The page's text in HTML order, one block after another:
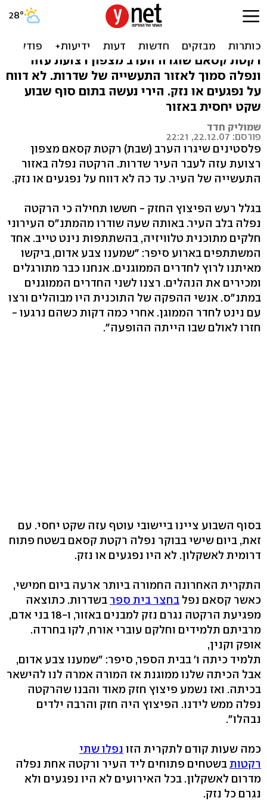
קסאם נפל ליד שדרות; אין
נפגעים ונזק
רקטת קסאם שוגרה הערב מצפון רצועת עזה
ונפלה סמוך לאזור התעשייה של שדרות. לא דווח
על נפגעים או נזק. הירי נעשה בתום סוף שבוע
שקט יחסית באזור
שמוליק חדד
פורסם: 22.12.07, 22:21
פלסטינים שיגרו הערב (שבת) רקטת קסאם מצפון
רצועת עזה לעבר העיר שדרות. הרקטה נפלה באזור
התעשייה של העיר. עד כה לא דווח על נפגעים או נזק.
בגלל רעש הפיצוץ החזק - חששו תחילה כי הרקטה
נפלה בלב העיר. באותה שעה שודרו מהמתנ"ס העירוני
חלקים מתוכנית טלוויזיה, בהשתתפות נינט טייב. אחד
המשתתפים בארוע סיפר: "שמענו צבע אדום, ביקשו
מאיתנו לרוץ לחדרים הממוגנים. אנחנו כבר מתורגלים
ומכירים את הנהלים. רצנו לשני החדרים הממוגנים
במתנ"ס. אנשי ההפקה של התוכנית היו מבוהלים ורצו
עם נינט לחדר הממוגן. אחרי כמה דקות כשהם נרגעו -
חזרו לאולם שבו הייתה ההופעה".
בסוף השבוע ציינו ביישובי עוטף עזה שקט יחסי. עם
זאת, ביום שישי בבוקר נפלה רקטת קסאם בשטח פתוח
דרומית לאשקלון. לא היו נפגעים או נזק.
התקרית האחרונה החמורה ביותר ארעה ביום חמישי,
כאשר קסאם נפל בחצר בית ספר בשדרות. כתוצאה
מפגיעת הרקטה נגרם נזק למבנים באזור, ו-18 בני אדם,
מרביתם תלמידים וחלקם עוברי אורח, לקו בחרדה.
אופק וקנין,
תלמיד כיתה ו' בבית הספר, סיפר: "שמענו צבע אדום,
אבל הכיתה שלנו ממוגנת אז המורה אמרה לנו להישאר
בכיתה. ואז נשמע פיצוץ חזק מאוד והבנו שהרקטה
נפלה ממש לידנו. הפיצוץ היה חזק והרבה ילדים
נבהלו".
כמה שעות קודם לתקרית הזו נפלו שתי
רקטותבשטחים פתוחים ליד העיר ורקטה אחת נפלה
מדרום לאשקלון. בכל האירועים לא היו נפגעים ולא
נגרם כל נזק.